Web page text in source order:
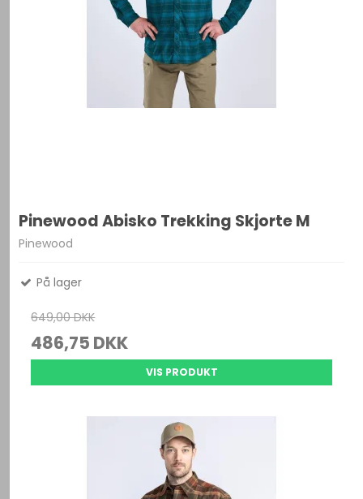
Pinewood Abisko Trekking Skjorte M
Pinewood
På lager
649,00 DKK
486,75 DKK
VIS PRODUKT